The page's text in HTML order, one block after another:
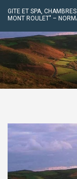
Passer
au
contenu
GITE ET SPA,
MONT ROULET" –